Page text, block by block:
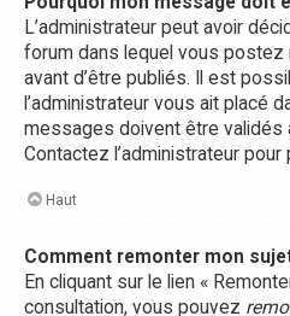
L’administrateur peut avoir
forum dans lequel vous postez
avant d’être publiés. Il est
l’administrateur vous ait placé
messages doivent être validés
Contactez l’administrateur pour
Haut
Comment remonter mon
En cliquant sur le lien «
consultation, vous pouvez